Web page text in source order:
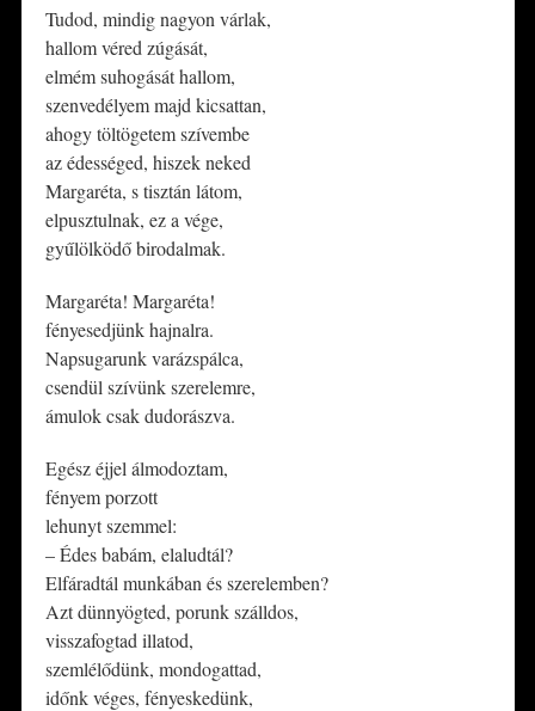
Tudod, mindig nagyon várlak,
hallom véred zúgását,
elmém suhogását hallom,
szenvedélyem majd kicsattan,
ahogy töltögetem szívembe
az édességed, hiszek neked
Margaréta, s tisztán látom,
elpusztulnak, ez a vége,
gyűlölködő birodalmak.
Margaréta! Margaréta!
fényesedjünk hajnalra.
Napsugarunk varázspálca,
csendül szívünk szerelemre,
ámulok csak dudorászva.
Egész éjjel álmodoztam,
fényem porzott
lehunyt szemmel:
– Édes babám, elaludtál?
Elfáradtál munkában és szerelemben?
Azt dünnyögted, porunk szálldos,
visszafogtad illatod,
szemlélődünk, mondogattad,
időnk véges, fényeskedünk,